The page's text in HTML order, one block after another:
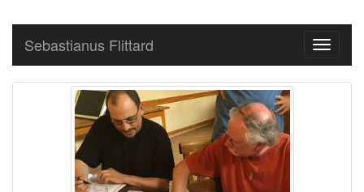
Toggle
Sebastianus Flittard